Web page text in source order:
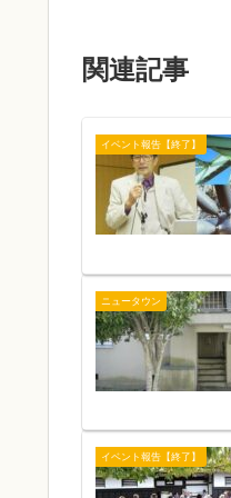
関連記事
イベント報告【終了】
ニュータウン
イベント報告【終了】